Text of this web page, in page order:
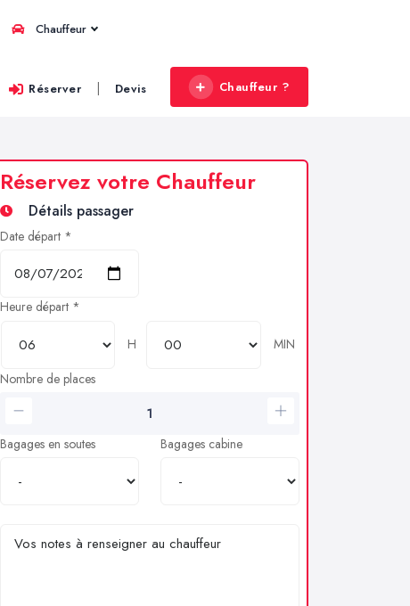
Chauffeur
Réserver | Devis Chauffeur ?
Réservez votre Chauffeur
Détails passager
Date départ *
Heure départ *
H
MIN
Nombre de places
Bagages en soutes Bagages cabine